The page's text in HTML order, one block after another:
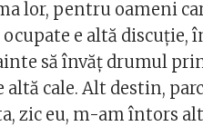
lor, pentru oameni
e altă discuţie,
să învăţ drumul
altă cale. Alt destin,
zic eu, m-am întors